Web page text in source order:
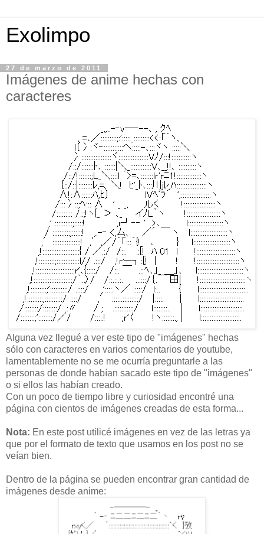
Exolimpo
27 de marzo de 2011
Imágenes de anime hechas con
caracteres
Alguna vez llegué a ver este tipo de "imágenes" hechas
sólo con caracteres en varios comentarios de youtube,
lamentablemente no se me ocurría preguntarle a las
personas de donde habían sacado este tipo de "imágenes"
o si ellos las habían creado.
Con un poco de tiempo libre y curiosidad encontré una
página con cientos de imágenes creadas de esta forma...
Nota: En este post utilicé imágenes en vez de las letras ya
que por el formato de texto que usamos en los post no se
veían bien.
Dentro de la página se pueden encontrar gran cantidad de
imágenes desde anime: